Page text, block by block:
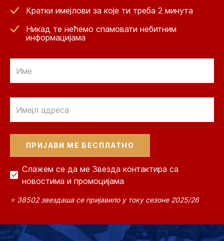
Кратки имејлови за које ти треба 2 минута
Никад те нећемо спамовати небитним
информацијама
Слажем се да ме Звезда контактира са
новостима и промоцијама
⭐ 38502 звездаша се пријавило у току сезоне 2025/26